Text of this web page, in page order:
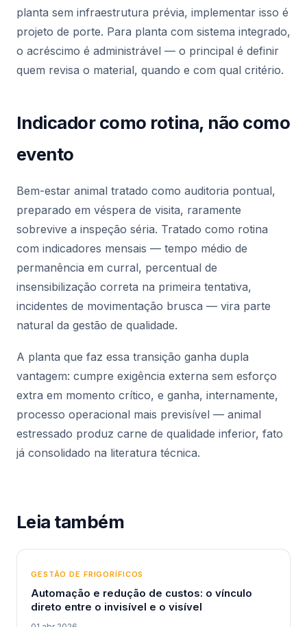
planta sem infraestrutura prévia, implementar isso é
projeto de porte. Para planta com sistema integrado,
o acréscimo é administrável — o principal é definir
quem revisa o material, quando e com qual critério.
Indicador como rotina, não como
evento
Bem-estar animal tratado como auditoria pontual,
preparado em véspera de visita, raramente
sobrevive a inspeção séria. Tratado como rotina
com indicadores mensais — tempo médio de
permanência em curral, percentual de
insensibilização correta na primeira tentativa,
incidentes de movimentação brusca — vira parte
natural da gestão de qualidade.
A planta que faz essa transição ganha dupla
vantagem: cumpre exigência externa sem esforço
extra em momento crítico, e ganha, internamente,
processo operacional mais previsível — animal
estressado produz carne de qualidade inferior, fato
já consolidado na literatura técnica.
Leia também
GESTÃO DE FRIGORÍFICOS
Automação e redução de custos: o vínculo
direto entre o invisível e o visível